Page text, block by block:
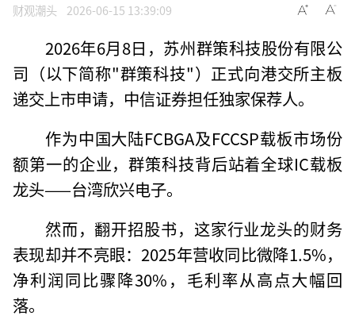
财观潮头 2026-06-15 13:39:09
2026年6月8日，苏州群策科技股份有限公
司（以下简称"群策科技"）正式向港交所主板
递交上市申请，中信证券担任独家保荐人。
作为中国大陆FCBGA及FCCSP载板市场份
额第一的企业，群策科技背后站着全球IC载板
龙头——台湾欣兴电子。
然而，翻开招股书，这家行业龙头的财务
表现却并不亮眼：2025年营收同比微降1.5%，
净利润同比骤降30%，毛利率从高点大幅回
落。